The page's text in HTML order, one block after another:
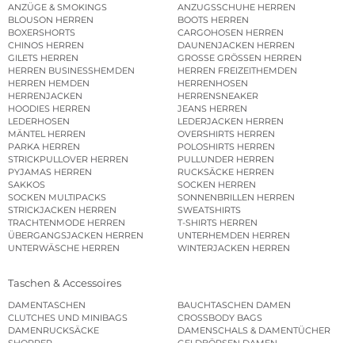
ANZÜGE & SMOKINGS
ANZUGSSCHUHE HERREN
BLOUSON HERREN
BOOTS HERREN
BOXERSHORTS
CARGOHOSEN HERREN
CHINOS HERREN
DAUNENJACKEN HERREN
GILETS HERREN
GROSSE GRÖSSEN HERREN
HERREN BUSINESSHEMDEN
HERREN FREIZEITHEMDEN
HERREN HEMDEN
HERRENHOSEN
HERRENJACKEN
HERRENSNEAKER
HOODIES HERREN
JEANS HERREN
LEDERHOSEN
LEDERJACKEN HERREN
MÄNTEL HERREN
OVERSHIRTS HERREN
PARKA HERREN
POLOSHIRTS HERREN
STRICKPULLOVER HERREN
PULLUNDER HERREN
PYJAMAS HERREN
RUCKSÄCKE HERREN
SAKKOS
SOCKEN HERREN
SOCKEN MULTIPACKS
SONNENBRILLEN HERREN
STRICKJACKEN HERREN
SWEATSHIRTS
TRACHTENMODE HERREN
T-SHIRTS HERREN
ÜBERGANGSJACKEN HERREN
UNTERHEMDEN HERREN
UNTERWÄSCHE HERREN
WINTERJACKEN HERREN
Taschen & Accessoires
DAMENTASCHEN
BAUCHTASCHEN DAMEN
CLUTCHES UND MINIBAGS
CROSSBODY BAGS
DAMENRUCKSÄCKE
DAMENSCHALS & DAMENTÜCHER